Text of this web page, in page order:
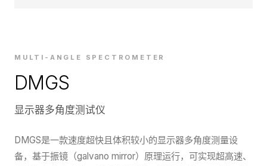
MULTI-ANGLE SPECTROMETER
DMGS
显示器多角度测试仪
DMGS是一款速度超快且体积较小的显示器多角度测量设
备，基于振镜（galvano mirror）原理运行，可实现超高速、